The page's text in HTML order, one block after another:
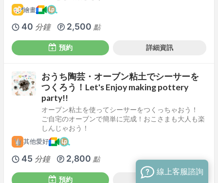
繪畫
40 分鐘 2,500 點
預約 詳細資訊
おうち陶芸・オーブン粘土でシーサーを
つくろう！Let's Enjoy making pottery
party!!
オーブン粘土を使ってシーサーをつくっちゃおう！
ご自宅のオーブンで簡単に完成！おこさまも大人も楽
しんじゃおう！
其他愛好
45 分鐘 2,800 點
預約 詳細資訊
線上客服諮詢